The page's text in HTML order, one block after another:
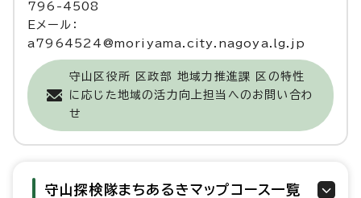
796-4508
Eメール：
a7964524@moriyama.city.nagoya.lg.jp
守山区役所 区政部 地域力推進課 区の特性
に応じた地域の活力向上担当へのお問い合わ
せ
守山探検隊まちあるきマップコース一覧